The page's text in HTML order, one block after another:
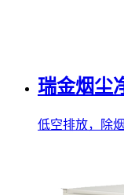
瑞金烟尘
低空排放，除